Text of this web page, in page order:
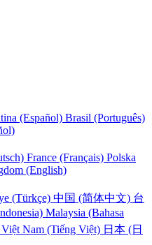
(Español) Brasil (Português)
France (Français) Polska
(English)
(Türkçe) 中国 (简体中文) 台
Malaysia (Bahasa
Việt Nam (Tiếng Việt) 日本 (日